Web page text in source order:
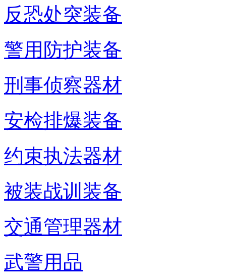
反恐处突装备
警用防护装备
刑事侦察器材
安检排爆装备
约束执法器材
被装战训装备
交通管理器材
武警用品